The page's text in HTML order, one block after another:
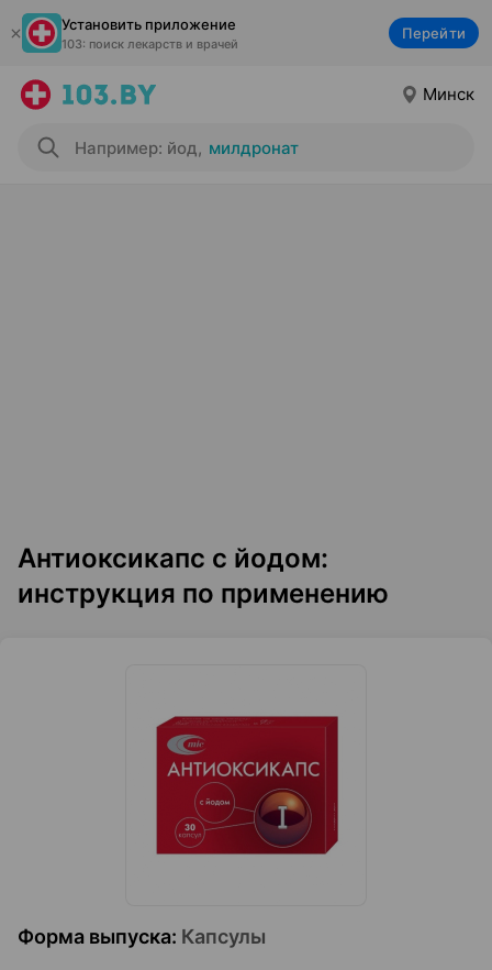
Установить приложение
103: поиск лекарств и врачей
Перейти
Минск
Например: йод, милдронат
Антиоксикапс с йодом:
инструкция по применению
Форма выпуска: Капсулы